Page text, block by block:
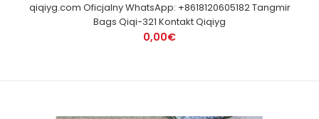
qiqiyg.com Oficjalny WhatsApp: +8618120605182 Tangmir
Bags Qiqi-321 Kontakt Qiqiyg
0,00€